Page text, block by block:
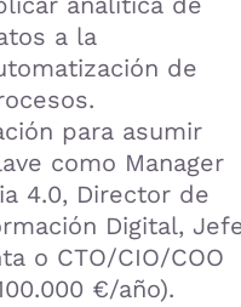
a la
de
para asumir
como Manager
4.0, Director de
Digital,
o CTO/CIO/COO
€/año).